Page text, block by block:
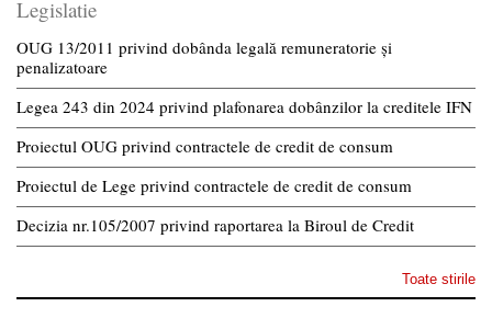
Legislatie
OUG 13/2011 privind dobânda legală remuneratorie și
penalizatoare
Legea 243 din 2024 privind plafonarea dobânzilor la creditele IFN
Proiectul OUG privind contractele de credit de consum
Proiectul de Lege privind contractele de credit de consum
Decizia nr.105/2007 privind raportarea la Biroul de Credit
Toate stirile